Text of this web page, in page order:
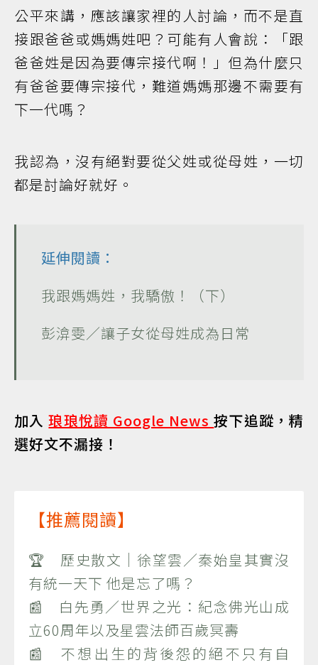
公平來講，應該讓家裡的人討論，而不是直
接跟爸爸或媽媽姓吧？可能有人會說：「跟
爸爸姓是因為要傳宗接代啊！」但為什麼只
有爸爸要傳宗接代，難道媽媽那邊不需要有
下一代嗎？
我認為，沒有絕對要從父姓或從母姓，一切
都是討論好就好。
延伸閱讀：
我跟媽媽姓，我驕傲！（下）
彭渰雯／讓子女從母姓成為日常
加入琅琅悅讀 Google News按下追蹤，精
選好文不漏接！
【推薦閱讀】
🏆 歷史散文｜徐望雲／秦始皇其實沒
有統一天下 他是忘了嗎？
📰 白先勇／世界之光：紀念佛光山成
立60周年以及星雲法師百歲冥壽
📰 不想出生的背後怨的絕不只有自